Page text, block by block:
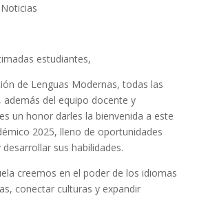
Noticias
estudiantes,
de Lenguas Modernas, todas las
además del equipo docente y
un honor darles la bienvenida a este
2025, lleno de oportunidades
sus habilidades.
creemos en el poder de los idiomas
conectar culturas y expandir